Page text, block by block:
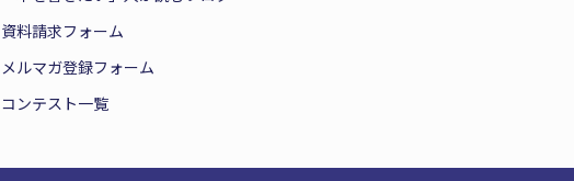
資料請求フォーム
メルマガ登録フォーム
コンテスト一覧